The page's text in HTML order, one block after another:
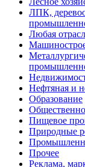
ЛПК,
Любая
Нефтяная и
Образование
Пищевое
Природные
Прочее
Реклама,